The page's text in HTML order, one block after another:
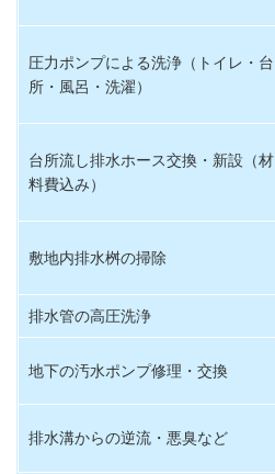
圧力ポンプによる洗浄（トイレ・台
所・風呂・洗濯）
台所流し排水ホース交換・新設（材
料費込み）
敷地内排水桝の掃除
排水管の高圧洗浄
地下の汚水ポンプ修理・交換
排水溝からの逆流・悪臭など